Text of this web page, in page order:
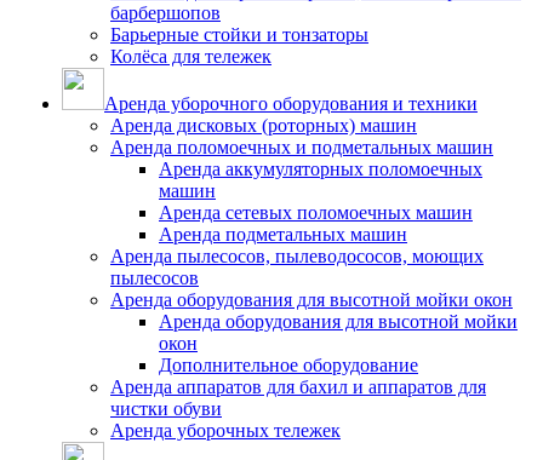
барбершопов
Барьерные стойки и тонзаторы
Колёса для тележек
Аренда уборочного оборудования и техники
Аренда дисковых (роторных) машин
Аренда поломоечных и подметальных машин
Аренда аккумуляторных поломоечных
машин
Аренда сетевых поломоечных машин
Аренда подметальных машин
Аренда пылесосов, пылеводососов, моющих
пылесосов
Аренда оборудования для высотной мойки окон
Аренда оборудования для высотной мойки
окон
Дополнительное оборудование
Аренда аппаратов для бахил и аппаратов для
чистки обуви
Аренда уборочных тележек